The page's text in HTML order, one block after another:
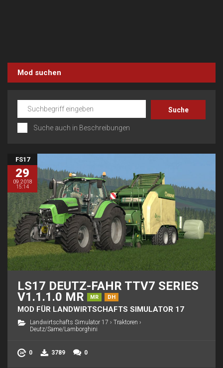
Mod suchen
Suche auch in Beschreibungen
FS17
29
09.2018
15:14
LS17 DEUTZ-FAHR TTV7 SERIES
V1.1.1.0 MR MR DH
MOD FÜR LANDWIRTSCHAFTS SIMULATOR 17
Landwirtschafts Simulator 17 › Traktoren ›
Deutz/Same/Lamborghini
0 3789 0